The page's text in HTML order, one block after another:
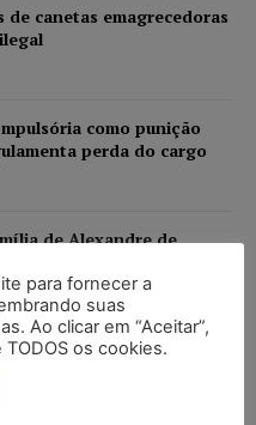
canetas emagrecedoras
como punição
perda do cargo
de Alexandre de
afastamento da
para fornecer a
suas
Ao clicar em “Aceitar”,
os cookies.